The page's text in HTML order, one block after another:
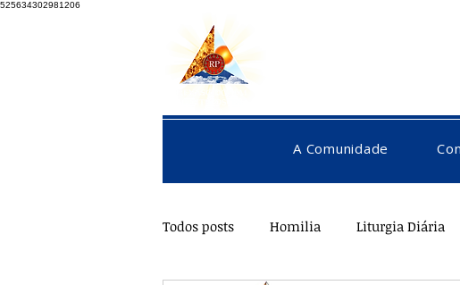
525634302981206
A Comunidade
Todos posts Homilia Liturgia Diária